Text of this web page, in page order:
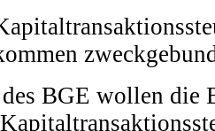
BGE wollen die